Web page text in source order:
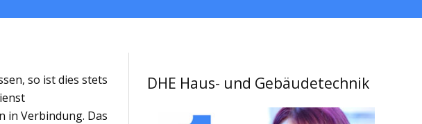
DHE Haus- und Gebäudetechnik
so ist dies stets
in Verbindung. Das